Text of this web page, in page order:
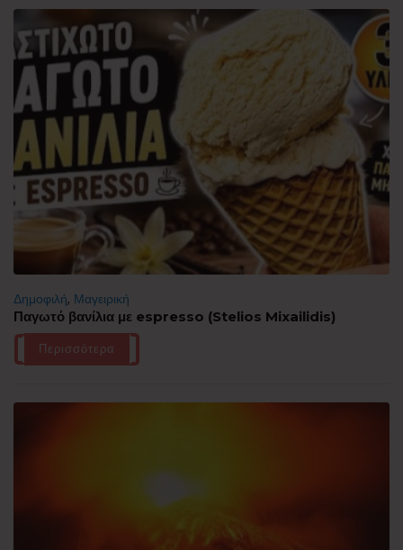
Δημοφιλή, Μαγειρική
Παγωτό βανίλια με espresso (Stelios Mixailidis)
Περισσότερα